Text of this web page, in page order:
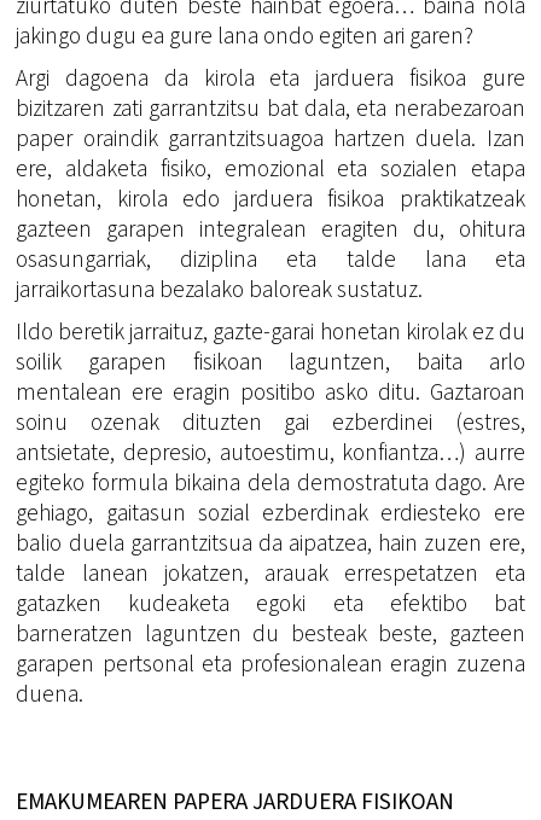
jakingo dugu ea gure lana ondo egiten ari garen?
Argi dagoena da kirola eta jarduera fisikoa gure
bizitzaren zati garrantzitsu bat dala, eta nerabezaroan
paper oraindik garrantzitsuagoa hartzen duela. Izan
ere, aldaketa fisiko, emozional eta sozialen etapa
honetan, kirola edo jarduera fisikoa praktikatzeak
gazteen garapen integralean eragiten du, ohitura
osasungarriak, diziplina eta talde lana eta
jarraikortasuna bezalako baloreak sustatuz.
Ildo beretik jarraituz, gazte-garai honetan kirolak ez du
soilik garapen fisikoan laguntzen, baita arlo
mentalean ere eragin positibo asko ditu. Gaztaroan
soinu ozenak dituzten gai ezberdinei (estres,
antsietate, depresio, autoestimu, konfiantza…) aurre
egiteko formula bikaina dela demostratuta dago. Are
gehiago, gaitasun sozial ezberdinak erdiesteko ere
balio duela garrantzitsua da aipatzea, hain zuzen ere,
talde lanean jokatzen, arauak errespetatzen eta
gatazken kudeaketa egoki eta efektibo bat
barneratzen laguntzen du besteak beste, gazteen
garapen pertsonal eta profesionalean eragin zuzena
duena.
EMAKUMEAREN PAPERA JARDUERA FISIKOAN